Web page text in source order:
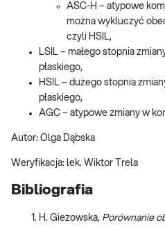
ASC-H – atypowe
można wykluczyć
czyli HSIL,
LSIL – małego stopnia
płaskiego,
HSIL – dużego stopnia
płaskiego,
AGC – atypowe zmiany w
Autor: Olga Dąbska
Weryfikacja: lek. Wiktor Trela
Bibliografia
H. Giezowska, Porównanie